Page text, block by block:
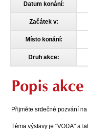
Datum konání:
Začátek v:
Místo konání:
Druh akce:
Popis akce
Přijměte srdečné pozvání
Téma výstavy je "VODA" a